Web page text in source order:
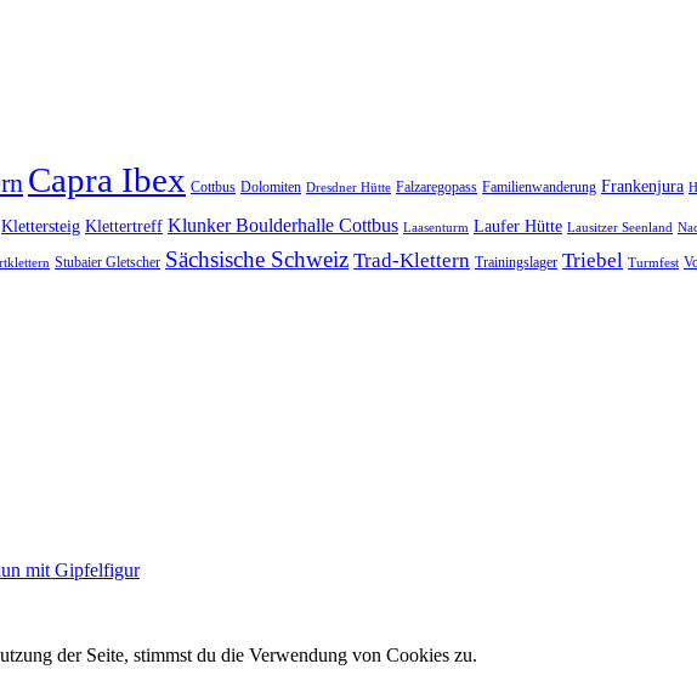
Capra Ibex Cottbus Dolomiten Dresdner Hütte Falzaregopass Familienwanderung Frankenjura
Klettersteig Klettertreff Klunker Boulderhalle Cottbus Laasenturm Laufer Hütte Lausitzer Seenland
Stubaier Gletscher Sächsische Schweiz Trad-Klettern Trainingslager Triebel Turmfest
mit Gipfelfigur
der Seite, stimmst du die Verwendung von Cookies zu.